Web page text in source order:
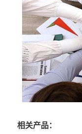
相关产品：